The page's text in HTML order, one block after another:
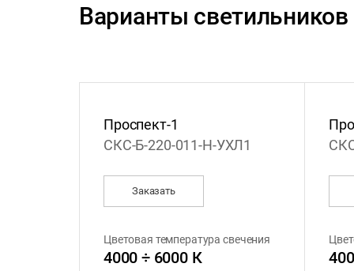
Варианты
Проспект-1
СКС-Б-220-011-Н-УХЛ1
Заказать
Цветовая температура свечения
4000 ÷ 6000 К